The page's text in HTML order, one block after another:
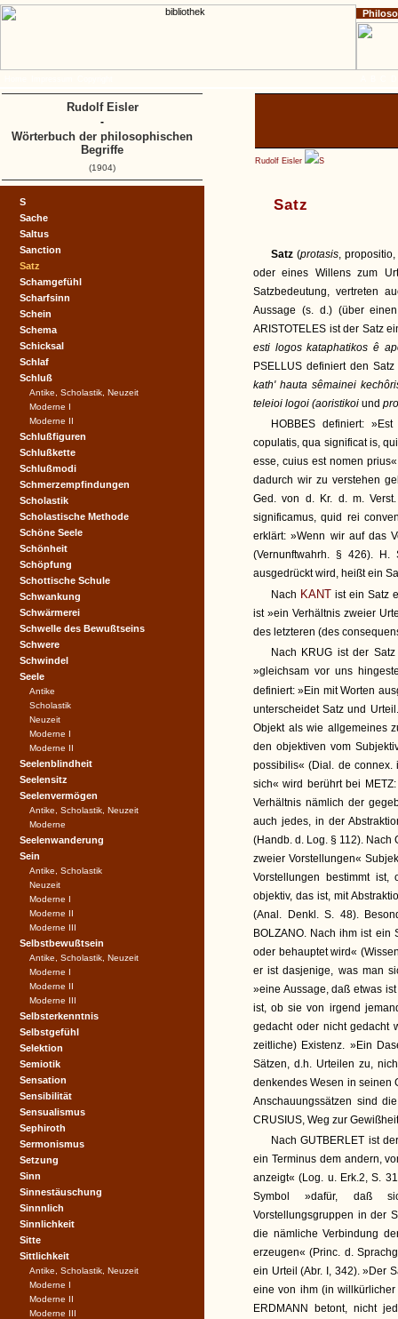
Rudolf Eisler S
Satz
Satz (protasis,
oder eines Willens zum
Satzbedeutung, vertreten
Aussage (s. d.) (über
ARISTOTELES ist der Satz
esti logos kataphatikos ê
PSELLUS definiert den Satz
kath' hauta sêmainei
teleioi logoi (aoristikoi und
HOBBES definiert:
copulatis, qua significat is,
esse, cuius est nomen
dadurch wir zu verstehen
Ged. von d. Kr. d. m.
significamus, quid rei
erklärt: »Wenn wir auf das
(Vernunftwahrh. § 426). H.
ausgedrückt wird, heißt ein
Nach KANT ist ein Satz
ist »ein Verhältnis zweier
des letzteren (des
Nach KRUG ist der
»gleichsam vor uns
definiert: »Ein mit Worten
unterscheidet Satz und
Objekt als wie allgemeines
den objektiven vom
possibilis« (Dial. de connex.
sich« wird berührt bei
Verhältnis nämlich der
auch jedes, in der
(Handb. d. Log. § 112). Nach
zweier Vorstellungen«
Vorstellungen bestimmt
objektiv, das ist, mit
(Anal. Denkl. S. 48).
BOLZANO. Nach ihm ist
oder behauptet wird«
er ist dasjenige, was man
»eine Aussage, daß etwas
ist, ob sie von irgend
gedacht oder nicht gedacht
zeitliche) Existenz. »Ein
Sätzen, d.h. Urteilen zu,
denkendes Wesen in seinen
Anschauungssätzen sind
CRUSIUS, Weg zur
Nach GUTBERLET ist
ein Terminus dem andern,
anzeigt« (Log. u. Erk.2, S.
Symbol »dafür, daß
Vorstellungsgruppen in der
die nämliche Verbindung
erzeugen« (Princ. d.
ein Urteil (Abr. I, 342). »Der
eine von ihm (in
ERDMANN betont, nicht
S
Sache
Saltus
Sanction
Satz
Schamgefühl
Scharfsinn
Schein
Schema
Schicksal
Schlaf
Schluß
Antike, Scholastik, Neuzeit
Moderne I
Moderne II
Schlußfiguren
Schlußkette
Schlußmodi
Schmerzempfindungen
Scholastik
Scholastische Methode
Schöne Seele
Schönheit
Schöpfung
Schottische Schule
Schwankung
Schwärmerei
Schwelle des Bewußtseins
Schwere
Schwindel
Seele
Antike
Scholastik
Neuzeit
Moderne I
Moderne II
Seelenblindheit
Seelensitz
Seelenvermögen
Antike, Scholastik, Neuzeit
Moderne
Seelenwanderung
Sein
Antike, Scholastik
Neuzeit
Moderne I
Moderne II
Moderne III
Selbstbewußtsein
Antike, Scholastik, Neuzeit
Moderne I
Moderne II
Moderne III
Selbsterkenntnis
Selbstgefühl
Selektion
Semiotik
Sensation
Sensibilität
Sensualismus
Sephiroth
Sermonismus
Setzung
Sinn
Sinnestäuschung
Sinnnlich
Sinnlichkeit
Sitte
Sittlichkeit
Antike, Scholastik, Neuzeit
Moderne I
Moderne II
Moderne III
Rudolf Eisler
-
Wörterbuch der philosophischen
Begriffe
(1904)